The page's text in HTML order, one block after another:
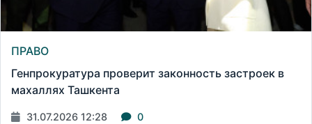
ПРАВО
Генпрокуратура проверит законность застроек в
махаллях Ташкента
31.07.2026 12:28 0